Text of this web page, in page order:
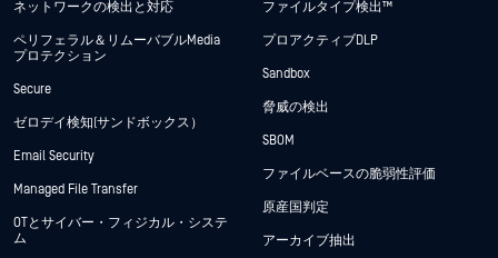
ネットワークの検出と対応
ペリフェラル＆リムーバブルMedia
プロテクション
Secure
ゼロデイ検知(サンドボックス）
Email Security
Managed File Transfer
OTとサイバー・フィジカル・システ
ム
ファイルタイプ検出™
プロアクティブDLP
Sandbox
脅威の検出
SBOM
ファイルベースの脆弱性評価
原産国判定
アーカイブ抽出